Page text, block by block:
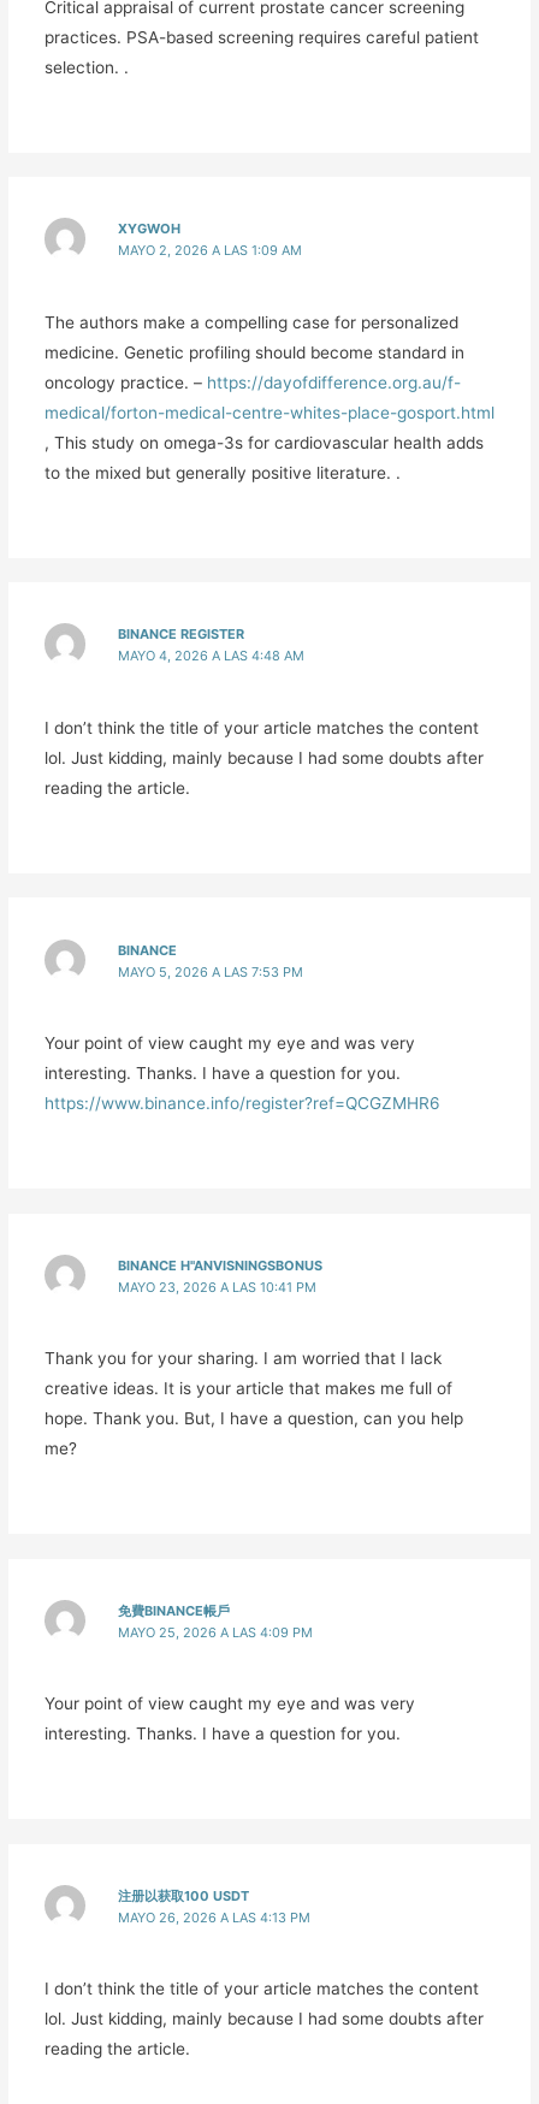
Critical appraisal of current prostate cancer screening
practices. PSA-based screening requires careful patient
selection. .
XYGWOH
MAYO 2, 2026 A LAS 1:09 AM
The authors make a compelling case for personalized
medicine. Genetic profiling should become standard in
oncology practice. – https://dayofdifference.org.au/f-
medical/forton-medical-centre-whites-place-gosport.html
, This study on omega-3s for cardiovascular health adds
to the mixed but generally positive literature. .
BINANCE REGISTER
MAYO 4, 2026 A LAS 4:48 AM
I don’t think the title of your article matches the content
lol. Just kidding, mainly because I had some doubts after
reading the article.
BINANCE
MAYO 5, 2026 A LAS 7:53 PM
Your point of view caught my eye and was very
interesting. Thanks. I have a question for you.
https://www.binance.info/register?ref=QCGZMHR6
BINANCE H"ANVISNINGSBONUS
MAYO 23, 2026 A LAS 10:41 PM
Thank you for your sharing. I am worried that I lack
creative ideas. It is your article that makes me full of
hope. Thank you. But, I have a question, can you help
me?
免費BINANCE帳戶
MAYO 25, 2026 A LAS 4:09 PM
Your point of view caught my eye and was very
interesting. Thanks. I have a question for you.
注册以获取100 USDT
MAYO 26, 2026 A LAS 4:13 PM
I don’t think the title of your article matches the content
lol. Just kidding, mainly because I had some doubts after
reading the article.